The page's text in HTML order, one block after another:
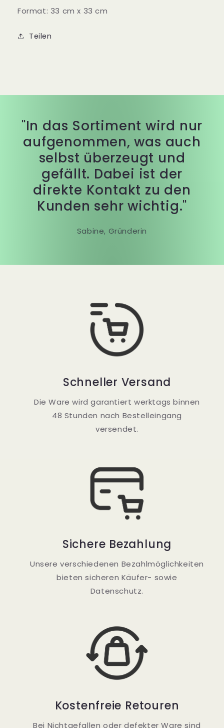
Format: 33 cm x 33 cm
Teilen
"In das Sortiment wird nur
aufgenommen, was auch
selbst überzeugt und
gefällt. Dabei ist der
direkte Kontakt zu den
Kunden sehr wichtig."
Sabine, Gründerin
Schneller Versand
Die Ware wird garantiert werktags binnen
48 Stunden nach Bestelleingang
versendet.
Sichere Bezahlung
Unsere verschiedenen Bezahlmöglichkeiten
bieten sicheren Käufer- sowie
Datenschutz.
Kostenfreie Retouren
Bei Nichtgefallen oder defekter Ware sind